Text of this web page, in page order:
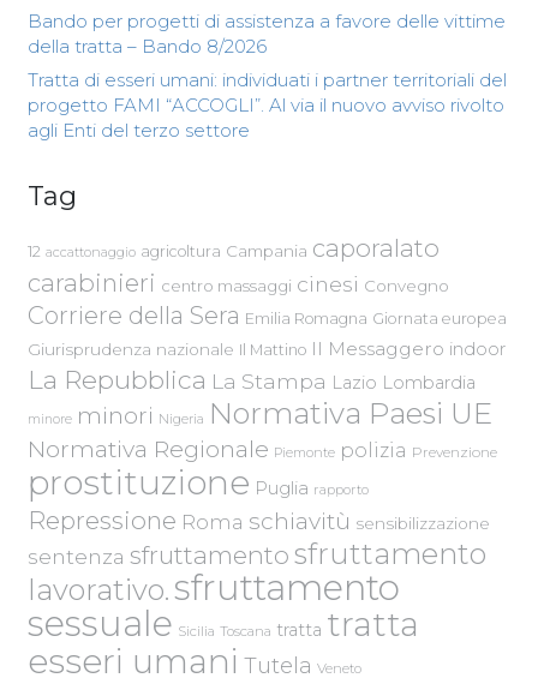
Bando per progetti di assistenza a favore delle vittime
della tratta – Bando 8/2026
Tratta di esseri umani: individuati i partner territoriali del
progetto FAMI “ACCOGLI”. Al via il nuovo avviso rivolto
agli Enti del terzo settore
Tag
12 accattonaggio agricoltura Campania caporalato
carabinieri centro massaggi cinesi Convegno
Corriere della Sera Emilia Romagna Giornata europea
Giurisprudenza nazionale Il Mattino Il Messaggero indoor
La Repubblica La Stampa Lazio Lombardia
minore minori Nigeria Normativa Paesi UE
Normativa Regionale Piemonte polizia Prevenzione
prostituzione Puglia rapporto
Repressione Roma schiavitù sensibilizzazione
sentenza sfruttamento sfruttamento
lavorativo.sfruttamento
sessuale Sicilia Toscana tratta tratta
esseri umani Tutela Veneto